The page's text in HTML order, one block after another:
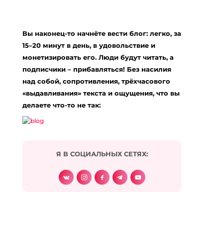
Finna:
Женя, спасибо! Хорошая статья!
Leta:
Natasha_S.:
Вы наконец-то начнёте вести блог: легко, за
15–20 минут в день, в удовольствие и
монетизировать его. Люди будут читать, а
подписчики – прибавляться! Без насилия
над собой, сопротивления, трёхчасового
«выдавливания» текста и ощущения, что вы
делаете что-то не так:
Я В СОЦИАЛЬНЫХ СЕТЯХ: